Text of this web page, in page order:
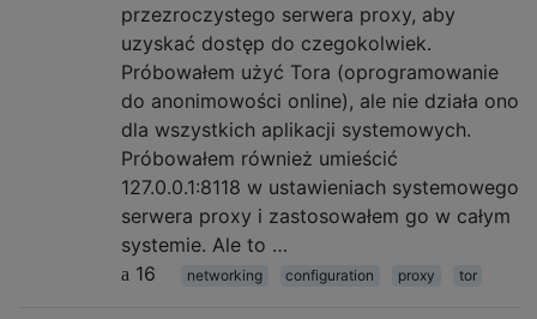
przezroczystego serwera proxy, aby
uzyskać dostęp do czegokolwiek.
Próbowałem użyć Tora (oprogramowanie
do anonimowości online), ale nie działa ono
dla wszystkich aplikacji systemowych.
Próbowałem również umieścić
127.0.0.1:8118 w ustawieniach systemowego
serwera proxy i zastosowałem go w całym
systemie. Ale to …
16
networking configuration proxy tor